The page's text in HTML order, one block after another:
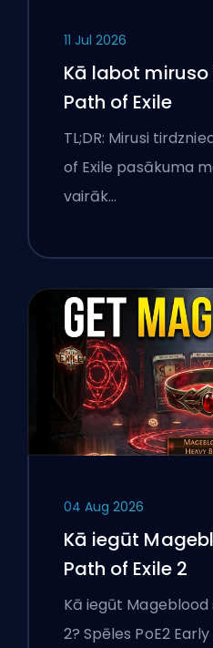
11 Jul 2026
Kā labot
Path of Exile
TL;DR: Mirusi
of Exile pasākuma
vairāk…
04 Aug 2026
Kā iegūt
Path of Exile 2
Kā iegūt Mageblood
2? Spēles PoE2